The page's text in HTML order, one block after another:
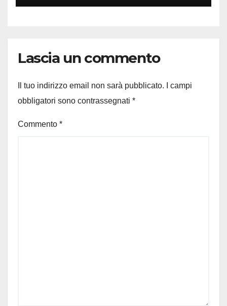
Lascia un commento
Il tuo indirizzo email non sarà pubblicato.
I campi
obbligatori sono contrassegnati *
Commento *